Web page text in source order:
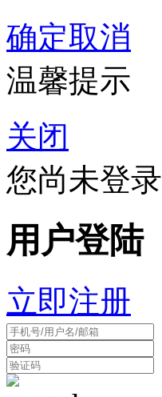
确定取消
温馨提示
关闭
您尚未登录
用户登陆
立即注册